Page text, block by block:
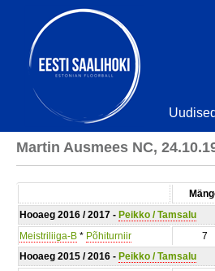
Uudised
Martin Ausmees NC,
Hooaeg 2016 / 2017 - Peikko / Tamsalu
Meistriliiga-B * Põhiturniir 7
Hooaeg 2015 / 2016 - Peikko / Tamsalu